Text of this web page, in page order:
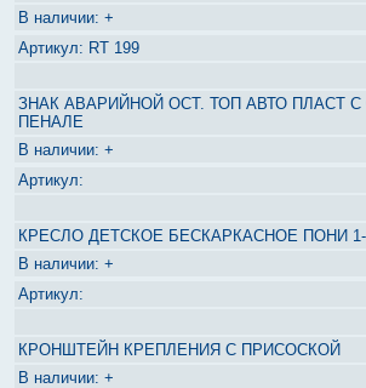
+
RT 199
ЗНАК АВАРИЙНОЙ ОСТ. ТОП АВТО ПЛАСТ
ПЕНАЛЕ
+
КРЕСЛО ДЕТСКОЕ БЕСКАРКАСНОЕ ПОНИ 1-
+
КРОНШТЕЙН КРЕПЛЕНИЯ С ПРИСОСКОЙ
+